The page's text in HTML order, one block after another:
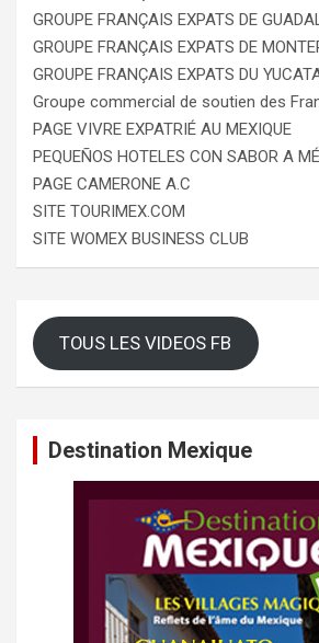
GROUPE FRANÇAIS EXPATS DE
GROUPE FRANÇAIS EXPATS DE
GROUPE FRANÇAIS EXPATS DU
Groupe commercial de soutien des
PAGE VIVRE EXPATRIÉ AU MEXIQUE
PEQUEÑOS HOTELES CON SABOR A
PAGE CAMERONE A.C
SITE TOURIMEX.COM
SITE WOMEX BUSINESS CLUB
TOUS LES VIDEOS FB
Destination Mexique